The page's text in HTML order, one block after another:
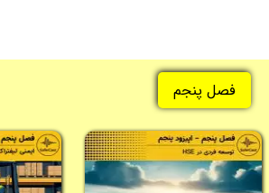
فصل پنجم